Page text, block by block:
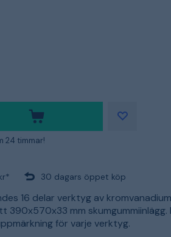
24 timmar!
30 dagars öppet köp
16 delar verktyg av
390x570x33 mm skumgummiinlägg.
för varje verktyg.